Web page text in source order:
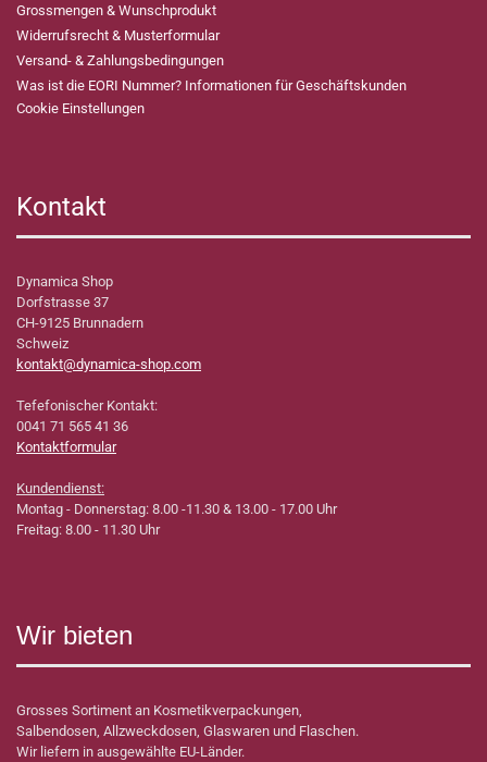
Grossmengen & Wunschprodukt
Widerrufsrecht & Musterformular
Versand- & Zahlungsbedingungen
Was ist die EORI Nummer? Informationen für Geschäftskunden
Cookie Einstellungen
Kontakt
Dynamica Shop
Dorfstrasse 37
CH-9125 Brunnadern
Schweiz
kontakt@dynamica-shop.com
Tefefonischer Kontakt:
0041 71 565 41 36
Kontaktformular
Kundendienst:
Montag - Donnerstag: 8.00 -11.30 & 13.00 - 17.00 Uhr
Freitag: 8.00 - 11.30 Uhr
Wir bieten
Grosses Sortiment an Kosmetikverpackungen,
Salbendosen, Allzweckdosen, Glaswaren und Flaschen.
Wir liefern in ausgewählte EU-Länder.